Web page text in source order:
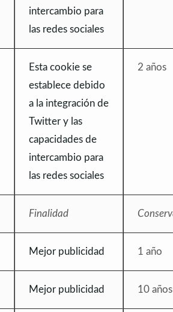
intercambio para
las redes sociales
Esta cookie se
establece debido
a la integración de
Twitter y las
capacidades de
intercambio para
las redes sociales
2 años
Finalidad
Mejor publicidad 1 año
Mejor publicidad 10 años